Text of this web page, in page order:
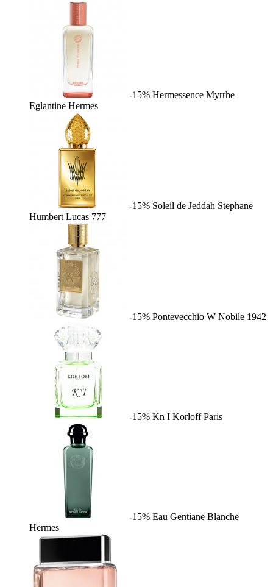
-15% Hermessence Myrrhe
Eglantine Hermes
-15% Soleil de Jeddah Stephane
Humbert Lucas 777
-15% Pontevecchio W Nobile 1942
-15% Kn I Korloff Paris
-15% Eau Gentiane Blanche
Hermes